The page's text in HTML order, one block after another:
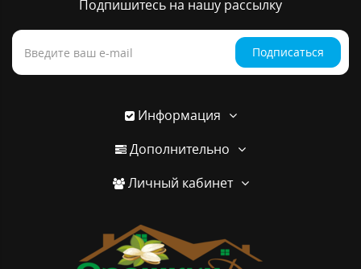
Подпишитесь на нашу рассылку
Подписаться
Информация
Дополнительно
Личный кабинет